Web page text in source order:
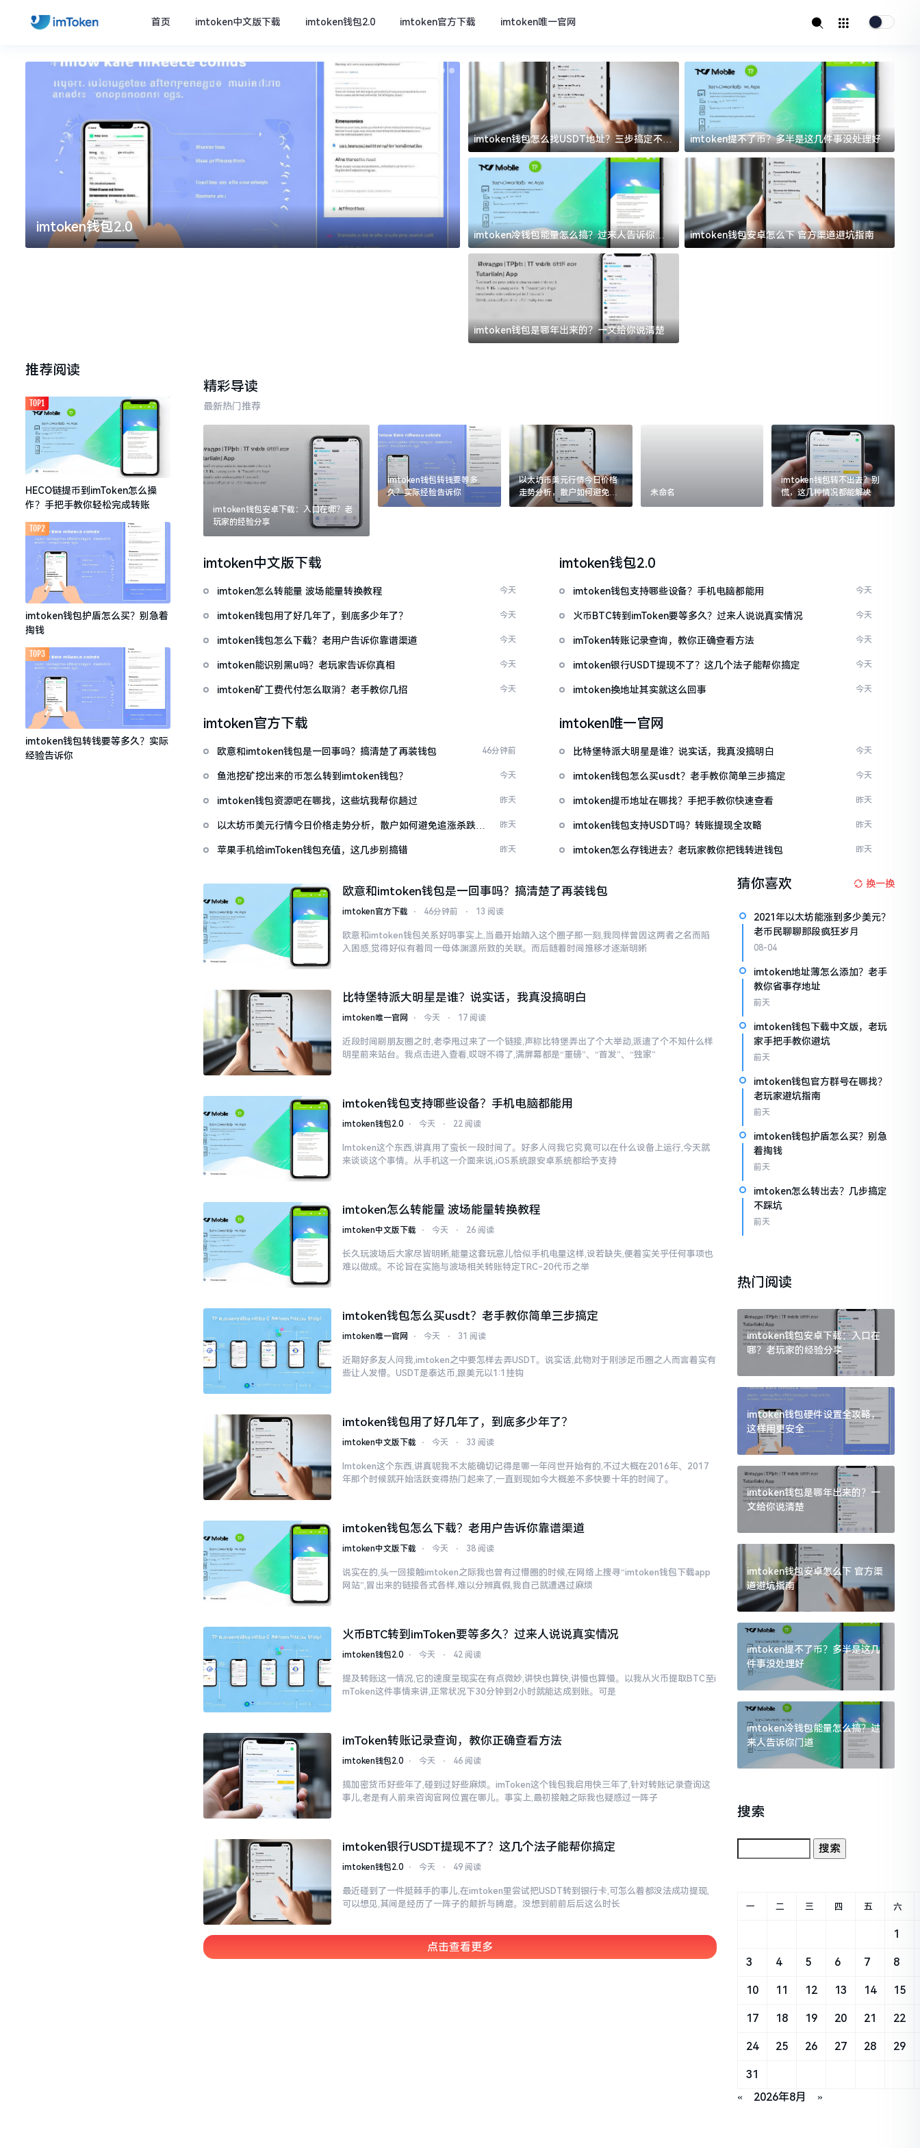
首页 imtoken中文版下载 imtoken钱包2.0 imtoken官方下载 imtoken唯一官网
imtoken钱包2.0 imtoken官方下载
imtoken钱包怎么找USDT地址？三步搞定不踩
坑
imtoken提不了币？多半是这几件事没处理好
imtoken冷钱包能量怎么搞？过来人告诉你门
道
imtoken钱包安卓怎么下 官方渠道避坑指南
imtoken钱包是哪年出来的？一文给你说清楚
推荐阅读
HECO链提币到imToken怎么操
作？手把手教你轻松完成转账
TOP1
imtoken钱包护盾怎么买？别急着
掏钱
TOP2
imtoken钱包转钱要等多久？实际
经验告诉你
TOP3
精彩导读
最新热门推荐
imtoken钱包安卓下载：入口在哪？老
玩家的经验分享
imtoken钱包转钱要等多
久？实际经验告诉你
以太坊币美元行情今日价格
走势分析，散户如何避免追
涨杀跌被套牢
未命名
imtoken钱包转不出去？别
慌，这几种情况都能解决
imtoken中文版下载
imtoken怎么转能量 波场能量转换教程 今天
imtoken钱包用了好几年了，到底多少年了？ 今天
imtoken钱包怎么下载？老用户告诉你靠谱渠道 今天
imtoken能识别黑u吗？老玩家告诉你真相 今天
imtoken矿工费代付怎么取消？老手教你几招 今天
imtoken钱包2.0
imtoken钱包支持哪些设备？手机电脑都能用 今天
火币BTC转到imToken要等多久？过来人说说真实情况 今天
imToken转账记录查询，教你正确查看方法 今天
imtoken银行USDT提现不了？这几个法子能帮你搞定 今天
imtoken换地址其实就这么回事 今天
imtoken官方下载
欧意和imtoken钱包是一回事吗？搞清楚了再装钱包 46分钟前
鱼池挖矿挖出来的币怎么转到imtoken钱包？ 今天
imtoken钱包资源吧在哪找，这些坑我帮你趟过 昨天
以太坊币美元行情今日价格走势分析，散户如何避免追涨杀跌被
昨天
苹果手机给imToken钱包充值，这几步别搞错 昨天
imtoken唯一官网
比特堡特派大明星是谁？说实话，我真没搞明白 今天
imtoken钱包怎么买usdt？老手教你简单三步搞定 今天
imtoken提币地址在哪找？手把手教你快速查看 昨天
imtoken钱包支持USDT吗？转账提现全攻略 昨天
imtoken怎么存钱进去？老玩家教你把钱转进钱包 昨天
欧意和imtoken钱包是一回事吗？搞清楚了再装钱包
imtoken官方下载 ⋅ 46分钟前 ⋅ 13 阅读
欧意和imtoken钱包关系好吗事实上,当最开始踏入这个圈子那一刻,我同样曾因这两者之名而陷
入困惑,觉得好似有着同一母体渊源所致的关联。而后随着时间推移才逐渐明晰
比特堡特派大明星是谁？说实话，我真没搞明白
imtoken唯一官网 ⋅ 今天 ⋅ 17 阅读
近段时间刷朋友圈之时,老李甩过来了一个链接,声称比特堡弄出了个大举动,派遣了个不知什么样
明星前来站台。我点击进入查看,哎呀不得了,满屏幕都是“重磅”、“首发”、“独家”
imtoken钱包支持哪些设备？手机电脑都能用
imtoken钱包2.0 ⋅ 今天 ⋅ 22 阅读
Imtoken这个东西,讲真用了蛮长一段时间了。好多人问我它究竟可以在什么设备上运行,今天就
来谈谈这个事情。从手机这一介面来说,iOS系统跟安卓系统都给予支持
imtoken怎么转能量 波场能量转换教程
imtoken中文版下载 ⋅ 今天 ⋅ 26 阅读
长久玩波场后大家尽皆明晰,能量这套玩意儿恰似手机电量这样,设若缺失,便着实关乎任何事项也
难以做成。不论旨在实施与波场相关转账特定TRC-20代币之举
imtoken钱包怎么买usdt？老手教你简单三步搞定
imtoken唯一官网 ⋅ 今天 ⋅ 31 阅读
近期好多友人问我,imtoken之中要怎样去弄USDT。说实话,此物对于刚涉足币圈之人而言着实有
些让人发懵。USDT是泰达币,跟美元以1:1挂钩
imtoken钱包用了好几年了，到底多少年了？
imtoken中文版下载 ⋅ 今天 ⋅ 33 阅读
Imtoken这个东西,讲真呢我不太能确切记得是哪一年问世开始有的,不过大概在2016年、2017
年那个时候就开始活跃变得热门起来了,一直到现如今大概差不多快要十年的时间了。
imtoken钱包怎么下载？老用户告诉你靠谱渠道
imtoken中文版下载 ⋅ 今天 ⋅ 38 阅读
说实在的,头一回接触imtoken之际我也曾有过懵圈的时候,在网络上搜寻“imtoken钱包下载app
网站”,冒出来的链接各式各样,难以分辨真假,我自己就遭遇过麻烦
火币BTC转到imToken要等多久？过来人说说真实情况
imtoken钱包2.0 ⋅ 今天 ⋅ 42 阅读
提及转账这一情况,它的速度呈现实在有点微妙,讲快也算快,讲慢也算慢。以我从火币提取BTC至i
mToken这件事情来讲,正常状况下30分钟到2小时就能达成到账。可是
imToken转账记录查询，教你正确查看方法
imtoken钱包2.0 ⋅ 今天 ⋅ 46 阅读
搞加密货币好些年了,碰到过好些麻烦。imToken这个钱包我启用快三年了,针对转账记录查询这
事儿,老是有人前来咨询官网位置在哪儿。事实上,最初接触之际我也疑惑过一阵子
imtoken银行USDT提现不了？这几个法子能帮你搞定
imtoken钱包2.0 ⋅ 今天 ⋅ 49 阅读
最近碰到了一件挺棘手的事儿,在imtoken里尝试把USDT转到银行卡,可怎么着都没法成功提现,
可以想见,其间是经历了一阵子的颠折与腾磨。没想到前前后后这么时长
点击查看更多
猜你喜欢 换一换
2021年以太坊能涨到多少美元？
老币民聊聊那段疯狂岁月
08-04
imtoken地址薄怎么添加？老手
教你省事存地址
前天
imtoken钱包下载中文版，老玩
家手把手教你避坑
前天
imtoken钱包官方群号在哪找？
老玩家避坑指南
前天
imtoken钱包护盾怎么买？别急
着掏钱
前天
imtoken怎么转出去？几步搞定
不踩坑
前天
热门阅读
imtoken钱包安卓下载：入口在
哪？老玩家的经验分享
imtoken钱包硬件设置全攻略，
这样用更安全
imtoken钱包是哪年出来的？一
文给你说清楚
imtoken钱包安卓怎么下 官方渠
道避坑指南
imtoken提不了币？多半是这几
件事没处理好
imtoken冷钱包能量怎么搞？过
来人告诉你门道
搜索
« 2026年8月 »
一 二 三 四 五 六
1
3 4 5 6 7 8
10 11 12 13 14 15
17 18 19 20 21 22
24 25 26 27 28 29
31